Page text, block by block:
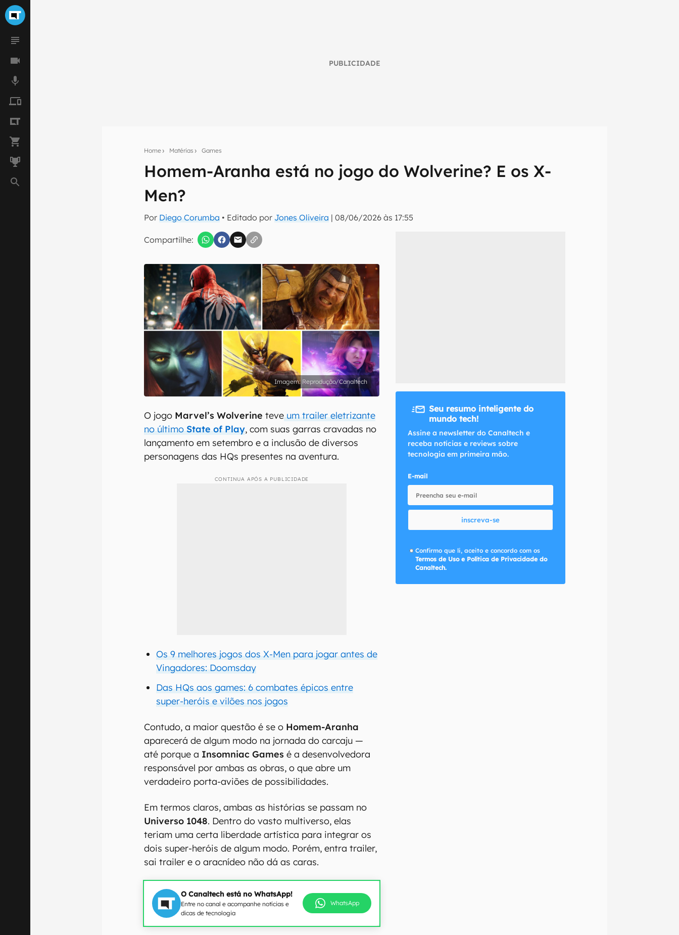
PUBLICIDADE
Home Matérias Games
Homem-Aranha está no jogo do Wolverine? E os X-
Men?
Por Diego Corumba • Editado por Jones Oliveira |08/06/2026 às 17:55
Compartilhe:
Seu resumo inteligente do mundo tech!
Assine a newsletter do Canaltech e receba notícias e reviews sobre tecnologia em primeira
inscreva-se
Confirmo que li, aceito e concordo com os Termos de Uso e Política de Privacidade do Canaltech.
Reprodução/Canaltech
O jogo Marvel’s Wolverine teve um trailer eletrizante
no últimoState of Play, com suas garras cravadas no
lançamento em setembro e a inclusão de diversos
personagens das HQs presentes na aventura.
CONTINUA APÓS A PUBLICIDADE
Os 9 melhores jogos dos X-Men para jogar antes de
Vingadores: Doomsday
Das HQs aos games: 6 combates épicos entre
super-heróis e vilões nos jogos
Contudo, a maior questão é se o Homem-Aranha
aparecerá de algum modo na jornada do carcaju —
até porque a Insomniac Games é a desenvolvedora
responsável por ambas as obras, o que abre um
verdadeiro porta-aviões de possibilidades.
Em termos claros, ambas as histórias se passam no
Universo 1048. Dentro do vasto multiverso, elas
teriam uma certa liberdade artística para integrar os
dois super-heróis de algum modo. Porém, entra trailer,
sai trailer e o aracnídeo não dá as caras.
O Canaltech está no WhatsApp!
Entre no canal e acompanhe notícias e
dicas de tecnologia
WhatsApp
Seu resumo inteligente do
mundo tech!
Assine a newsletter do Canaltech e
receba notícias e reviews sobre
tecnologia em primeira mão.
E-mail
inscreva-se
Confirmo que li, aceito e concordo com os
Termos de Uso e Política de Privacidade do
Canaltech.